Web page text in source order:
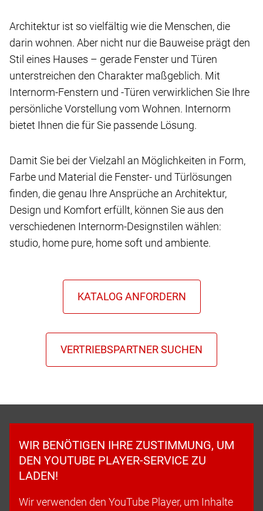
Architektur ist so vielfältig wie die Menschen, die
darin wohnen. Aber nicht nur die Bauweise prägt den
Stil eines Hauses – gerade Fenster und Türen
unterstreichen den Charakter maßgeblich. Mit
Internorm-Fenstern und -Türen verwirklichen Sie Ihre
persönliche Vorstellung vom Wohnen. Internorm
bietet Ihnen die für Sie passende Lösung.
Damit Sie bei der Vielzahl an Möglichkeiten in Form,
Farbe und Material die Fenster- und Türlösungen
finden, die genau Ihre Ansprüche an Architektur,
Design und Komfort erfüllt, können Sie aus den
verschiedenen Internorm-Designstilen wählen:
studio, home pure, home soft und ambiente.
WIR BENÖTIGEN IHRE ZUSTIMMUNG, UM
DEN YOUTUBE PLAYER-SERVICE ZU
LADEN!
Wir verwenden den YouTube Player, um Inhalte